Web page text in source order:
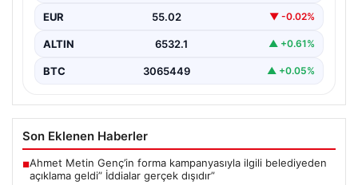
EUR 55.02 ▼ -0.02%
ALTIN 6532.1 ▲ +0.61%
BTC 3065449 ▲ +0.05%
Son Eklenen Haberler
■Ahmet Metin Genç’in forma kampanyasıyla ilgili belediyeden
açıklama geldi” İddialar gerçek dışıdır”